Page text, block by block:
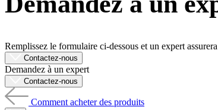
Solutions
Acheter
Ressources
Contactez-
nous
S'enregistrer
Se
Remplissez le formulaire ci-dessous et un expert
Contactez-nous
Demandez à un expert
Contactez-nous
Comment acheter des produits